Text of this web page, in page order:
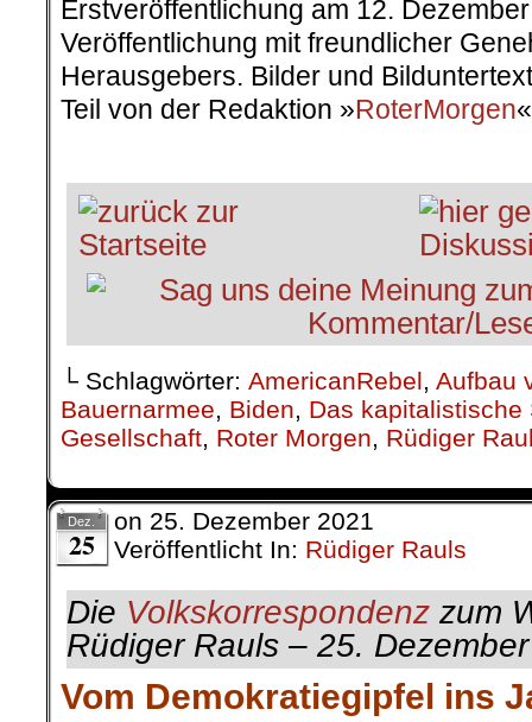
Erstveröffentlichung am 12.
Veröffentlichung mit freundlicher
Herausgebers. Bilder und
Teil von der Redaktion »RoterMorgen
└ Schlagwörter: AmericanRebel, Aufbau
Bauernarmee, Biden, Das kapitalistische
Gesellschaft, Roter Morgen, Rüdiger
Dez.
25
on 25. Dezember 2021
Veröffentlicht In: Rüdiger Rauls
Die Volkskorrespondenz zum
Rüdiger Rauls – 25.
Vom Demokratiegipfel ins